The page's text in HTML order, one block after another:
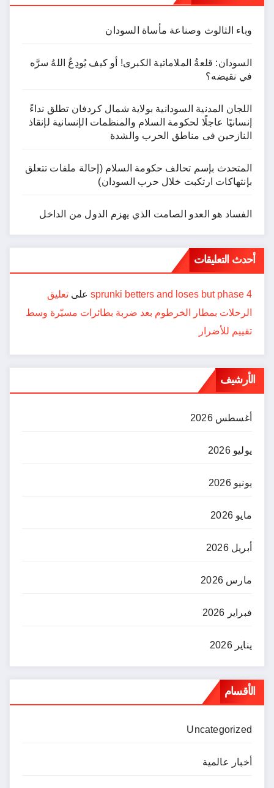
وباء الثالوث وصناعة مأساة السودان
السودان: قلعةُ الملاماتية الكبرى! أو كيف يُودِعُ اللهُ سرَّه
في نقيضه؟
اللجان المدنية السودانية بولاية شمال كردفان تطلق نداءً
إنسانيًا عاجلًا لحكومة السلام والمنظمات الإنسانية لإنقاذ
النازحين فى مناطق الحرب والشدة
المتحدث بإسم تحالف حكومة السلام (إحالة ملفات تتعلق
بإنتهاكات ارتكبت خلال حرب السودان)
الفساد هو العدو الصامت الذي يهزم الدول من الداخل
أحدث التعليقات
sprunki betters and loses but phase 4 على تعليق
الرحلات بمطار الخرطوم بعد ضربة بطائرات مسيّرة وسط
تقييم للأضرار
الأرشيف
أغسطس 2026
يوليو 2026
يونيو 2026
مايو 2026
أبريل 2026
مارس 2026
فبراير 2026
يناير 2026
الأقسام
Uncategorized
أخبار عالمية